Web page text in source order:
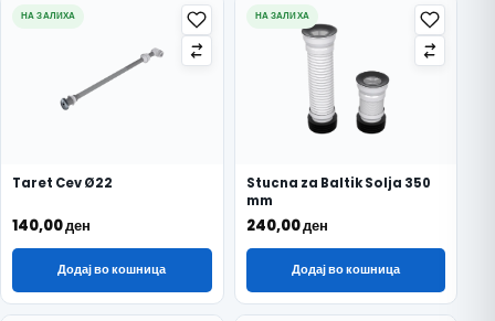
НА ЗАЛИХА
Taret Cev Ø22
140,00ден
Додај во кошница
НА ЗАЛИХА
Stucna za Baltik Solja 350
mm
240,00ден
Додај во кошница